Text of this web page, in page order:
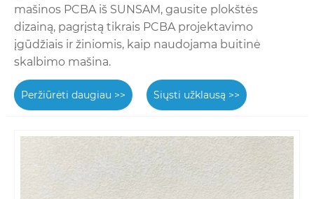
mašinos PCBA iš SUNSAM, gausite plokštės
dizainą, pagrįstą tikrais PCBA projektavimo
įgūdžiais ir žiniomis, kaip naudojama buitinė
skalbimo mašina.
Peržiūrėti daugiau >> Siųsti užklausą >>